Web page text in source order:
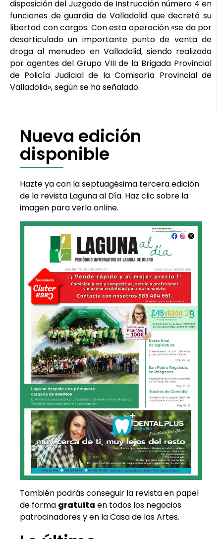
disposición del Juzgado de Instrucción número 4 en
funciones de guardia de Valladolid que decretó su
libertad con cargos. Con esta operación «se da por
desarticulado un importante punto de venta de
droga al menudeo en Valladolid, siendo realizada
por agentes del Grupo VIII de la Brigada Provincial
de Policía Judicial de la Comisaría Provincial de
Valladolid», según se ha señalado.
Nueva edición
disponible
Hazte ya con la septuagésima tercera edición
de la revista Laguna al Día. Haz clic sobre la
imagen para verla online.
También podrás conseguir la revista en papel
de forma gratuita en todos los negocios
patrocinadores y en la Casa de las Artes.